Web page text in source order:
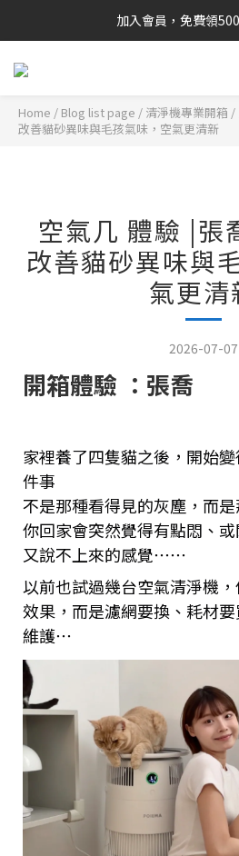
加入會員，免費領
Home / Blog list page / 清淨機專業開箱 /
改善貓砂異味與毛孩氣味，空氣更清新
空氣几 體驗 |張
改善貓砂異味與
氣更清
2026-07-07
開箱體驗 ：張喬
家裡養了四隻貓之後，開始
件事
不是那種看得見的灰塵，而
你回家會突然覺得有點悶、
又說不上來的感覺⋯⋯
以前也試過幾台空氣清淨機
效果，而是濾網要換、耗材
維護⋯